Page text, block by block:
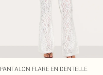
PANTALON FLARE EN DENTELLE